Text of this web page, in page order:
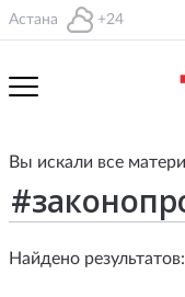
Астана +24
Вы искали все
Найдено